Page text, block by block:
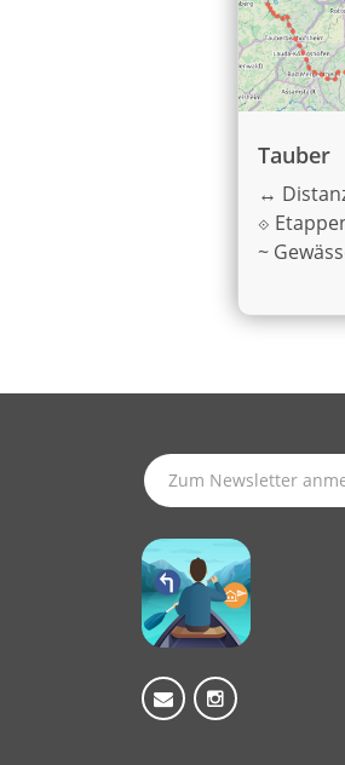
Tauber
↔
⟐
~
SUBSCRIBE TO LATEST